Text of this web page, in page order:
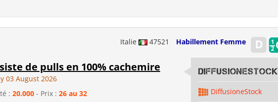
Italie 47521 Habillement Femme
de pulls en 100% cachemire
03 August 2026
: 20.000- Prix : 26 au 32
DiffusioneStock
DiffusioneStock